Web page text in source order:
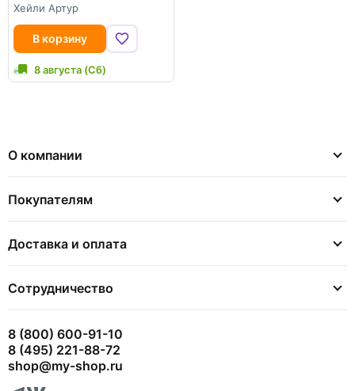
Хейли Артур
В корзину
8 августа (Сб)
О компании
Покупателям
Доставка и оплата
Сотрудничество
8 (800) 600-91-10
8 (495) 221-88-72
shop@my-shop.ru